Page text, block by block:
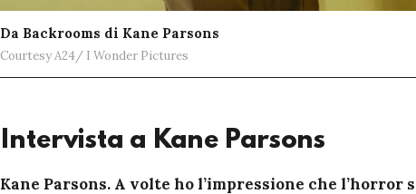
Da Backrooms di Kane Parsons
Courtesy A24/ I Wonder Pictures
Intervista a Kane Parsons
Kane Parsons. A volte ho l’impressione che l’horror